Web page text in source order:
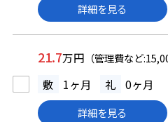
詳細を見る
21.7万円 （管理費など
敷 1ヶ月 礼 0ヶ月
詳細を見る